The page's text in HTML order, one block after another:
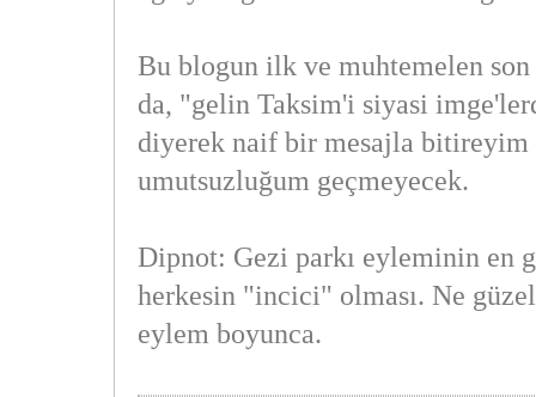
Bu blogun ilk ve muhtemelen
da, "gelin Taksim'i siyasi
diyerek naif bir mesajla bitireyim
umutsuzluğum geçmeyecek.
Dipnot: Gezi parkı eyleminin en
herkesin "incici" olması. Ne
eylem boyunca.